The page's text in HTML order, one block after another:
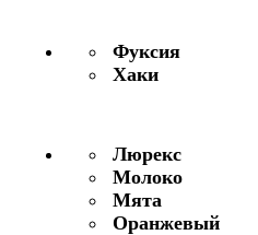
Фуксия
Хаки
Люрекс
Молоко
Мята
Оранжевый